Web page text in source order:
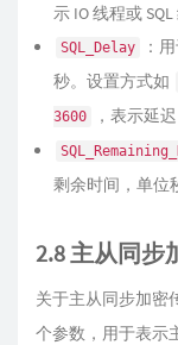
示 IO 线程或
SQL_Delay
：
秒。设置方式如
3600 ，表示延
剩余时间，单位
2.8 主从同步
关于主从同步加密
个参数，用于表示